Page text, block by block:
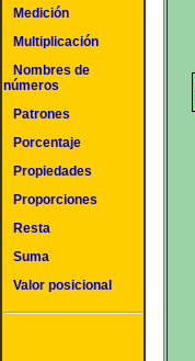
Medición
Multiplicación
Nombres de
números
Patrones
Porcentaje
Propiedades
Proporciones
Resta
Suma
Valor posicional